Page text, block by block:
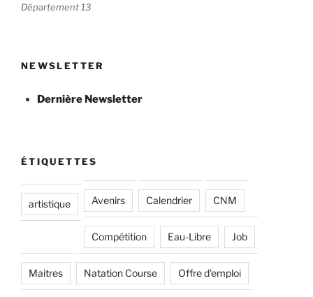
Département 13
NEWSLETTER
Dernière Newsletter
ÉTIQUETTES
artistique Avenirs Calendrier CNM
Compétition Eau-Libre Job
Maitres Natation Course Offre d'emploi